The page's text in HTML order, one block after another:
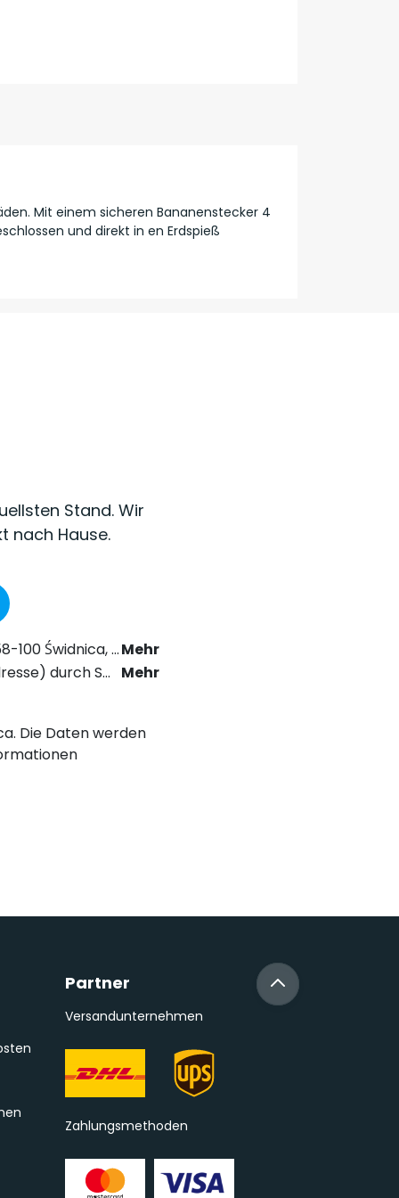
Mit einem sicheren Bananenstecker 4
und direkt in en Erdspieß
Stand. Wir
nach Hause.
der elektronischen Kommunikation zu erhalten.
Mehr
a) der Datenschutz-Grundverordnung (DSGVO).
Mehr
Die Daten werden
Partner
Versandunternehmen
Zahlungsmethoden